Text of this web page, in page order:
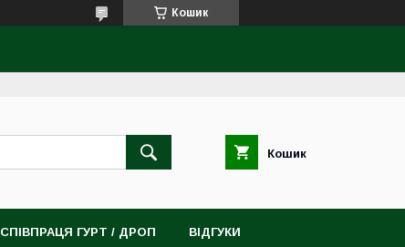
Кошик
Кошик
СПІВПРАЦЯ ГУРТ / ДРОП ВІДГУКИ